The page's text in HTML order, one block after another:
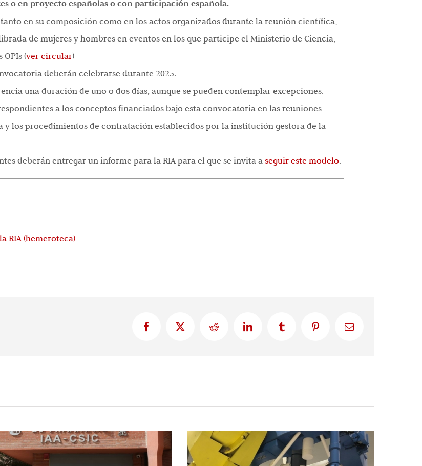
o en proyecto españolas o con participación española.
en su composición como en los actos organizados durante la reunión científica,
de mujeres y hombres en eventos en los que participe el Ministerio de Ciencia,
(ver circular)
deberán celebrarse durante 2025.
una duración de uno o dos días, aunque se pueden contemplar excepciones.
a los conceptos financiados bajo esta convocatoria en las reuniones
y los procedimientos de contratación establecidos por la institución gestora de la
deberán entregar un informe para la RIA para el que se invita aseguir este modelo.
RIA (hemeroteca)
FacebookX Reddit LinkedInTumblr PinterestCorreo